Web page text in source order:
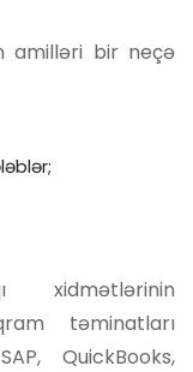
amilləri bir neçə
xidmətlərinin
təminatları
QuickBooks,